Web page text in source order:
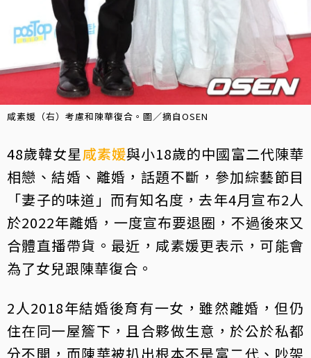
咸素媛（右）考慮和陳華復合。圖／摘自OSEN
48歲韓女星咸素媛與小18歲的中國富二代陳華
相戀、結婚、離婚，話題不斷，參加綜藝節目
「妻子的味道」而有知名度，去年4月宣布2人
於2022年離婚，一度宣布要退圈，不過後來又
合體直播帶貨。最近，咸素媛更表示，可能會
為了女兒跟陳華復合。
2人2018年結婚後育有一女，雖然離婚，但仍
住在同一屋簷下，且合夥做生意，於公於私都
分不開，而陳華被扒出根本不是富二代、吵架